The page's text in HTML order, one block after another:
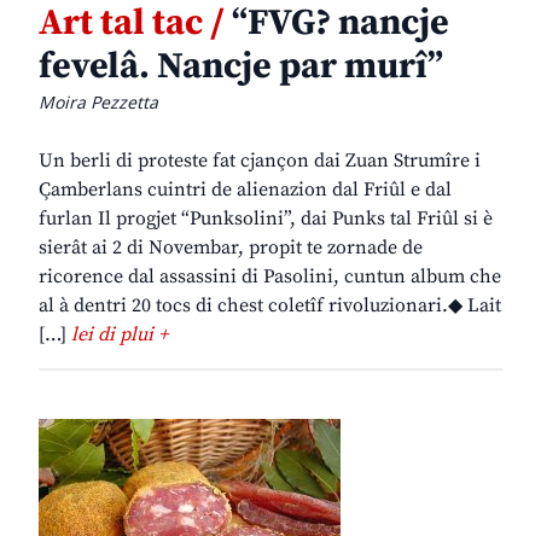
Art tal tac /“FVG? nancje
fevelâ. Nancje par murî”
Moira Pezzetta
Un berli di proteste fat cjançon dai Zuan Strumîre i
Çamberlans cuintri de alienazion dal Friûl e dal
furlan Il progjet “Punksolini”, dai Punks tal Friûl si è
sierât ai 2 di Novembar, propit te zornade de
ricorence dal assassini di Pasolini, cuntun album che
al à dentri 20 tocs di chest coletîf rivoluzionari.◆ Lait
[…] lei di plui +